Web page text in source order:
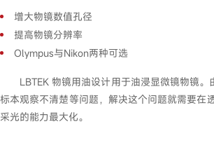
增大物镜数值孔径
提高物镜分辨率
Olympus与Nikon两种可选
LBTEK 物镜用油设计用于油浸显微镜物镜
标本观察不清楚等问题，解决这个问题就需要在
采光的能力最大化。